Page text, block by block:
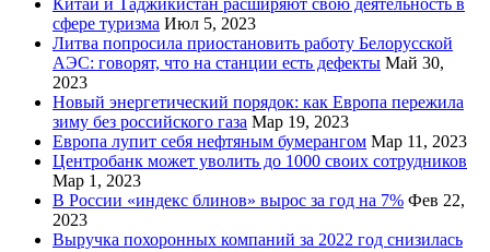
Китай и Таджикистан расширяют свою деятельность в
сфере туризма Июл 5, 2023
Литва попросила приостановить работу Белорусской
АЭС: говорят, что на станции есть дефекты Май 30,
2023
Новый энергетический порядок: как Европа пережила
зиму без российского газа Мар 19, 2023
Европа лупит себя нефтяным бумерангом Мар 11, 2023
Центробанк может уволить до 1000 своих сотрудников
Мар 1, 2023
В России «индекс блинов» вырос за год на 7% Фев 22,
2023
Выручка похоронных компаний за 2022 год снизилась